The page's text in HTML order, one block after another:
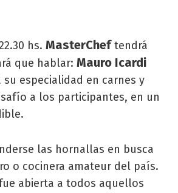
hs. MasterCheftendrá
que hablar: Mauro Icardi
especialidad en carnes y
a los participantes, en un
las hornallas en busca
o cocinera amateur del país.
abierta a todos aquellos